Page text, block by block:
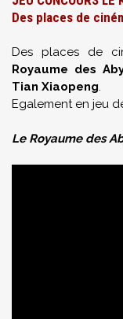
Des places de
Des places de
Royaume des
Tian Xiaopeng.
Egalement en jeu
Le Royaume des